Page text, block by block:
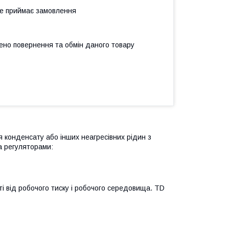
приймає замовлення
повернення та обмін даного товару
або інших неагресівних рідин з
регуляторами:
від робочого тиску і робочого середовища. TD